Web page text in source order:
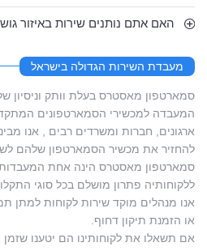
האם אתם נותנים שירות באיזור
מעבדת השירות הגדולה בישראל
המעבדה למכשירי הסמארטפונים
ארגונים, חברות ומשרדים רבים , אנו
להחזיר את מכשיר הסמארטפון שלהם
סמארטפון מאסטרס הינה אחת
ללקוחותיה פתרון מושלם בכל סוגי
אנו מנהלים מוקד שירות לקוחות למתן
או הזמנת תיקון דחוף.
אם תשאלו את לקוחותינו הם יטענו שזמן